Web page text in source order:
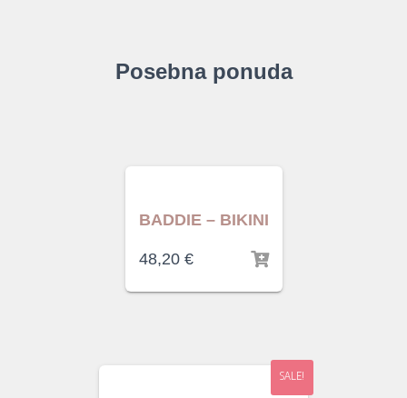
Posebna ponuda
BADDIE – BIKINI
48,20 €
SALE!